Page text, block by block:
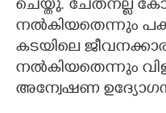
ചെയ്തു. ചേതനല്ല
നൽകിയതെന്നും
കടയിലെ
നൽകിയതെന്നും
അന്വേഷണ